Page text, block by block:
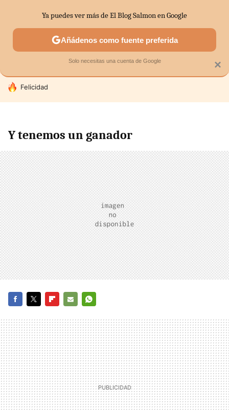
SECTORES ECONOMÍA DOMÉSTICA MERCADOS
HOY SE HABLA DE
Felicidad
Y tenemos un ganador
MAIL
×
Ya puedes ver más de El Blog Salmon en Google
Añádenos como fuente preferida
Solo necesitas una cuenta de Google